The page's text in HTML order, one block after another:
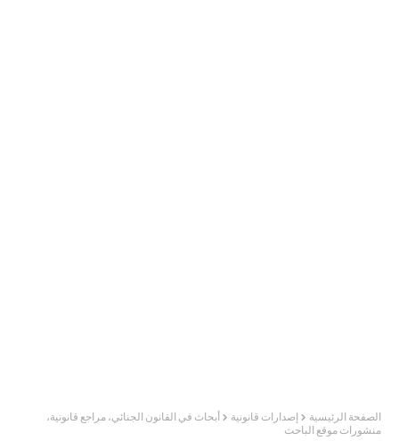
الصفحة الرئيسية إصدارات قانونية
أبحاث في القانون الجنائي، مراجع قانونية،
منشورات موقع الباحث